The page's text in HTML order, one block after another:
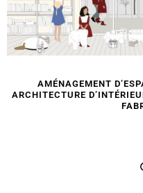
AMÉNAGEMENT
ARCHITECTURE